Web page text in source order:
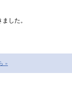
した。
»